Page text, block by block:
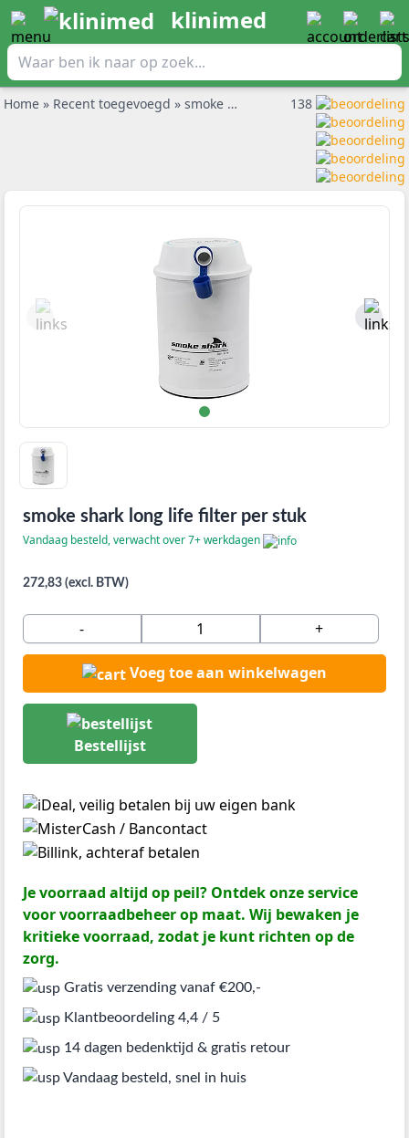
klinimed
Home » Recent toegevoegd » smoke shark long life filter per stuk 138
smoke shark long life filter per stuk
Vandaag besteld, verwacht over 7+ werkdagen
272,83 (excl. BTW)
- +
Voeg toe aan winkelwagen
Bestellijst
Je voorraad altijd op peil? Ontdek onze service
voor voorraadbeheer op maat. Wij bewaken je
kritieke voorraad, zodat je kunt richten op de
zorg.
Gratis verzending vanaf €200,-
Klantbeoordeling 4,4 / 5
14 dagen bedenktijd & gratis retour
Vandaag besteld, snel in huis